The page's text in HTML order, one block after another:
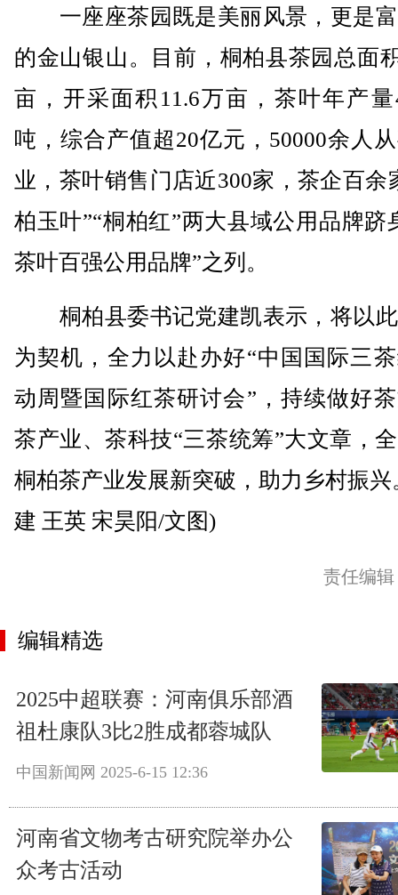
一座座茶园既是美丽风景，更是
的金山银山。目前，桐柏县茶园总面
亩，开采面积11.6万亩，茶叶年产量
吨，综合产值超20亿元，50000余人
业，茶叶销售门店近300家，茶企百余
柏玉叶”“桐柏红”两大县域公用品牌跻
茶叶百强公用品牌”之列。
桐柏县委书记党建凯表示，将以
为契机，全力以赴办好“中国国际三
动周暨国际红茶研讨会”，持续做好
茶产业、茶科技“三茶统筹”大文章，
桐柏茶产业发展新突破，助力乡村振兴
建 王英 宋昊阳/文图)
责任编
编辑精选
2025中超联赛：河南俱乐部酒
祖杜康队3比2胜成都蓉城队
中国新闻网 2025-6-15 12:36
河南省文物考古研究院举办公
众考古活动